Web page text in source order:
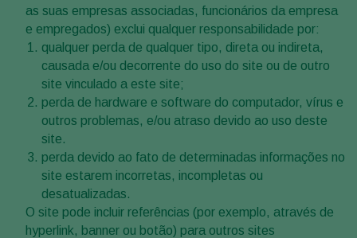
as suas empresas associadas, funcionários da empresa
e empregados) exclui qualquer responsabilidade por:
qualquer perda de qualquer tipo, direta ou indireta,
causada e/ou decorrente do uso do site ou de outro
site vinculado a este site;
perda de hardware e software do computador, vírus e
outros problemas, e/ou atraso devido ao uso deste
site.
perda devido ao fato de determinadas informações no
site estarem incorretas, incompletas ou
desatualizadas.
O site pode incluir referências (por exemplo, através de
hyperlink, banner ou botão) para outros sites